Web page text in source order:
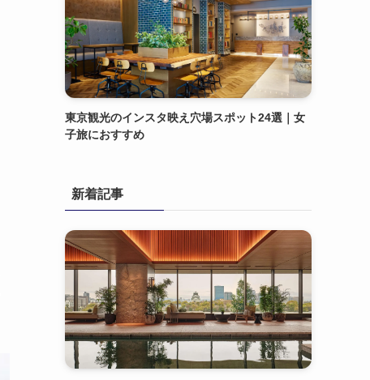
東京観光のインスタ映え穴場スポット24選｜女
子旅におすすめ
新着記事